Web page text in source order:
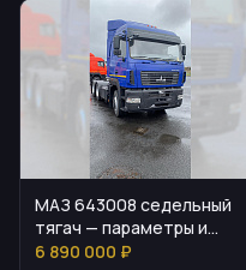
МАЗ 643008 седельный
тягач — параметры и
оснащение
6 890 000 ₽